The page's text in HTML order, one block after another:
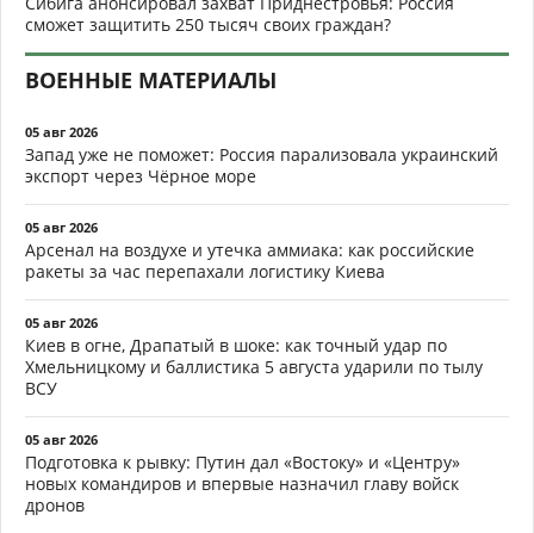
сможет защитить 250 тысяч своих граждан?
ВОЕННЫЕ МАТЕРИАЛЫ
05 авг 2026
Запад уже не поможет: Россия парализовала украинский
экспорт через Чёрное море
05 авг 2026
Арсенал на воздухе и утечка аммиака: как российские
ракеты за час перепахали логистику Киева
05 авг 2026
Киев в огне, Драпатый в шоке: как точный удар по
Хмельницкому и баллистика 5 августа ударили по тылу
ВСУ
05 авг 2026
Подготовка к рывку: Путин дал «Востоку» и «Центру»
новых командиров и впервые назначил главу войск
дронов